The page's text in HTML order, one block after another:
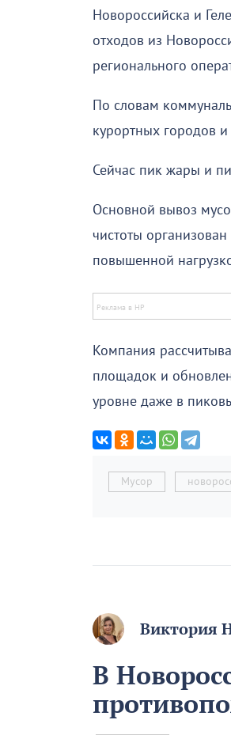
Новороссийска и
отходов из
регионального
По словам
курортных городов
Сейчас пик жары и
Основной вывоз
чистоты
повышенной
Компания
площадок и
уровне даже в
Мусор
Виктория
В